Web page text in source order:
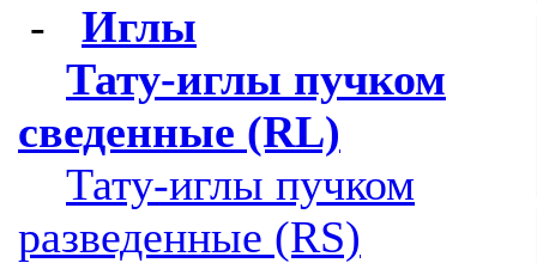
- Иглы
Тату-иглы пучком
сведенные (RL)
Тату-иглы пучком
разведенные (RS)